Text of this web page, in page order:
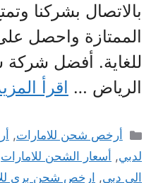
بالاتصال بشركنا
الممتازة واحصل
للغاية. أفضل
الرياض … اقرأ
التصنيفات
أرخص شحن للامارات,
لدبي, أسعار الشحن للامارات
الي دبي, ارخص شحن بري